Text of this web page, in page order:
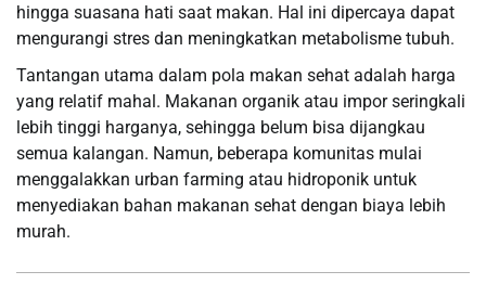
hingga suasana hati saat makan. Hal ini dipercaya dapat
mengurangi stres dan meningkatkan metabolisme tubuh.
Tantangan utama dalam pola makan sehat adalah harga
yang relatif mahal. Makanan organik atau impor seringkali
lebih tinggi harganya, sehingga belum bisa dijangkau
semua kalangan. Namun, beberapa komunitas mulai
menggalakkan urban farming atau hidroponik untuk
menyediakan bahan makanan sehat dengan biaya lebih
murah.